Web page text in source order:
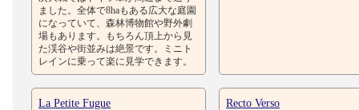
ました。全体で8haもある広大な庭園
になっていて、森林博物館や野外劇
場もあります。もちろん頂上から見
た渓谷や街並みは絶景です。ミニト
レインに乗って楽に見学できます。
La Petite Fugue
Recto Verso